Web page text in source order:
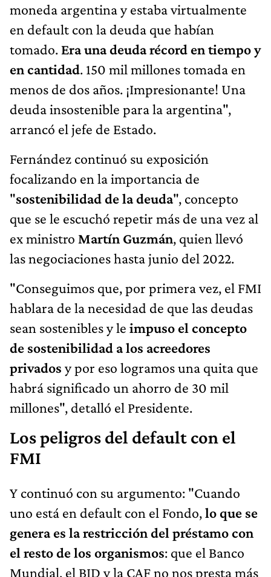
moneda argentina y estaba virtualmente
en default con la deuda que habían
tomado. Era una deuda récord en tiempo y
en cantidad. 150 mil millones tomada en
menos de dos años. ¡Impresionante! Una
deuda insostenible para la argentina",
arrancó el jefe de Estado.
Fernández continuó su exposición
focalizando en la importancia de
"sostenibilidad de la deuda", concepto
que se le escuchó repetir más de una vez al
ex ministro Martín Guzmán, quien llevó
las negociaciones hasta junio del 2022.
"Conseguimos que, por primera vez, el FMI
hablara de la necesidad de que las deudas
sean sostenibles y le impuso el concepto
de sostenibilidad a los acreedores
privados y por eso logramos una quita que
habrá significado un ahorro de 30 mil
millones", detalló el Presidente.
Los peligros del default con el
FMI
Y continuó con su argumento: "Cuando
uno está en default con el Fondo,lo que se
genera es la restricción del préstamo con
el resto de los organismos: que el Banco
Mundial, el BID y la CAF no nos presta más